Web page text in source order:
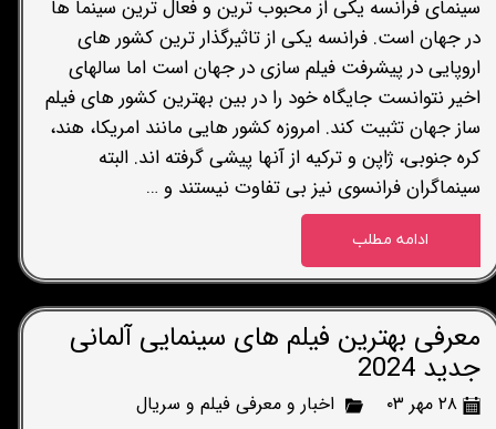
سینمای فرانسه یکی از محبوب ترین و فعال ترین سینما ها
در جهان است. فرانسه یکی از تاثیرگذار ترین کشور های
اروپایی در پیشرفت فیلم سازی در جهان است اما سالهای
اخیر نتوانست جایگاه خود را در بین بهترین کشور های فیلم
ساز جهان تثبیت کند. امروزه کشور هایی مانند امریکا، هند،
کره جنوبی، ژاپن و ترکیه از آنها پیشی گرفته اند. البته
سینماگران فرانسوی نیز بی تفاوت نیستند و …
ادامه مطلب
معرفی بهترین فیلم های سینمایی آلمانی
جدید 2024
۲۸ مهر ۰۳ اخبار و معرفی فیلم و سریال